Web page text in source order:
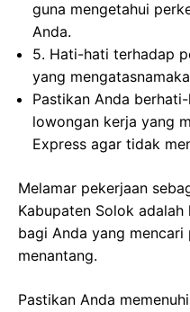
guna mengetahui
Anda.
5. Hati-hati terhadap
yang
Pastikan Anda
lowongan kerja yang
Express agar tidak
Melamar pekerjaan
Kabupaten Solok
bagi Anda yang
menantang.
Pastikan Anda